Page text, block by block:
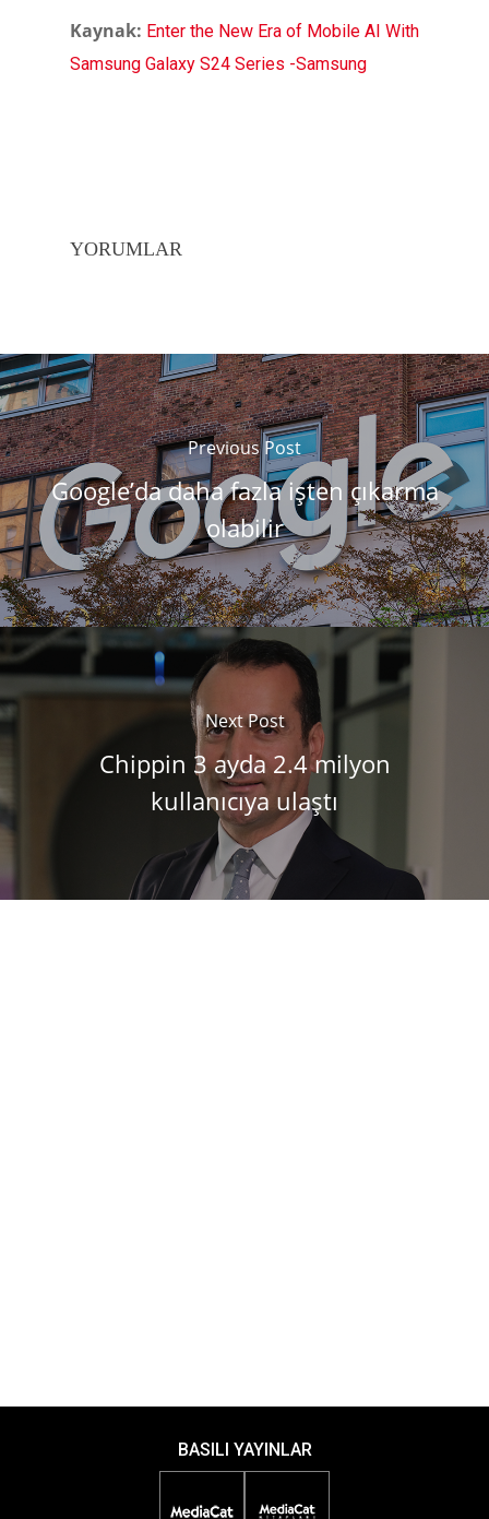
Kaynak: Enter the New Era of Mobile AI With
Samsung Galaxy S24 Series -Samsung
YORUMLAR
Previous Post
Google’da daha fazla işten çıkarma
olabilir
Next Post
Chippin 3 ayda 2.4 milyon
kullanıcıya ulaştı
BASILI YAYINLAR